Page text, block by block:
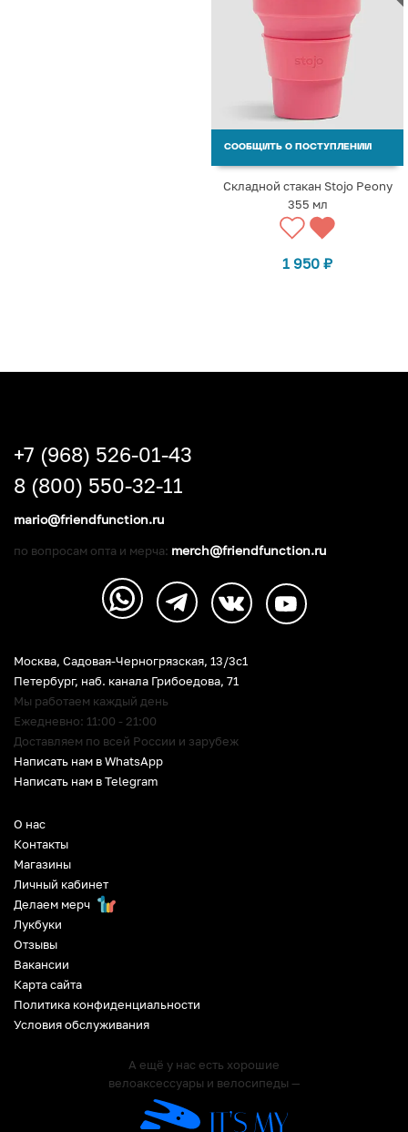
СООБЩИТЬ О ПОСТУПЛЕНИИ
Складной стакан Stojo Peony
355 мл
1 950 ₽
О нас
Контакты
Магазины
Личный кабинет
Делаем мерч
Лукбуки
Отзывы
Вакансии
Карта сайта
Политика конфиденциальности
Условия обслуживания
А ещё у нас есть хорошие
велоаксессуары и велосипеды —
Москва, Садовая-Черногрязская, 13/3c1
Петербург, наб. канала Грибоедова, 71
Мы работаем каждый день
Ежедневно: 11:00 - 21:00
Доставляем по всей России и зарубеж
Написать нам в WhatsApp
Написать нам в Telegram
+7 (968) 526-01-43
8 (800) 550-32-11
mario@friendfunction.ru
по вопросам опта и мерча: merch@friendfunction.ru